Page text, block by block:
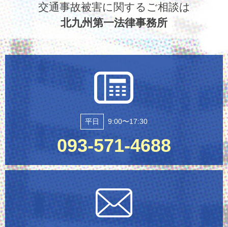
交通事故被害に関するご相談は
北九州第一法律事務所
平日 9:00〜17:30
093-571-4688